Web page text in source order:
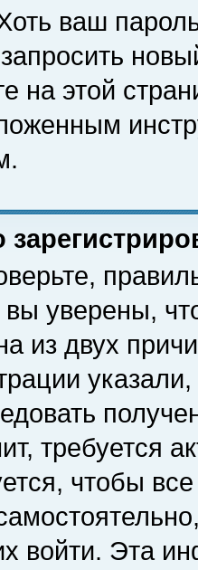
ваш
на этой
уверены,
из двух
требуется
чтобы
войти. Эта